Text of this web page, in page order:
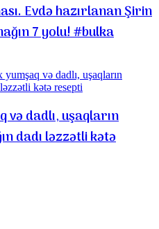
Evdə hazırlanan Şirin
7 yolu! #bulka
və dadlı, uşaqların
dadı ləzzətli kətə